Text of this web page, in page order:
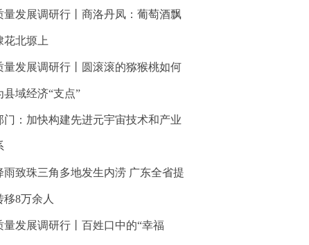
量发展调研行丨商洛丹凤：葡萄酒飘
花北塬上
量发展调研行丨圆滚滚的猕猴桃如何
县域经济“支点”
门：加快构建先进元宇宙技术和产业
雨致珠三角多地发生内涝 广东全省提
移8万余人
量发展调研行丨百姓口中的“幸福